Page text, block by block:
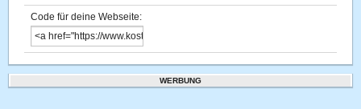
Code für deine Webseite:
WERBUNG